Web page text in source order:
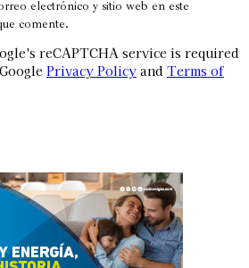
electrónico y sitio web en este
comente.
reCAPTCHA service is required
Privacy Policy and Terms of